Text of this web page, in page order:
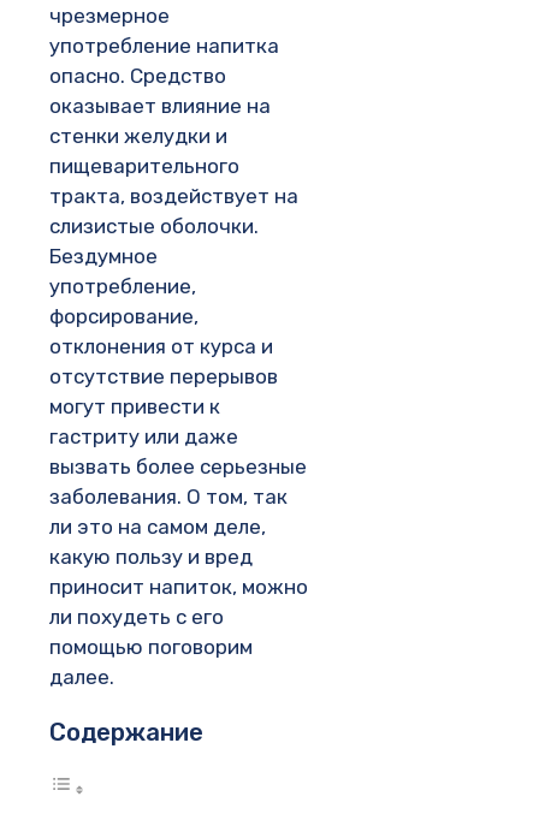
чрезмерное
употребление напитка
опасно. Средство
оказывает влияние на
стенки желудки и
пищеварительного
тракта, воздействует на
слизистые оболочки.
Бездумное
употребление,
форсирование,
отклонения от курса и
отсутствие перерывов
могут привести к
гастриту или даже
вызвать более серьезные
заболевания. О том, так
ли это на самом деле,
какую пользу и вред
приносит напиток, можно
ли похудеть с его
помощью поговорим
далее.
Содержание